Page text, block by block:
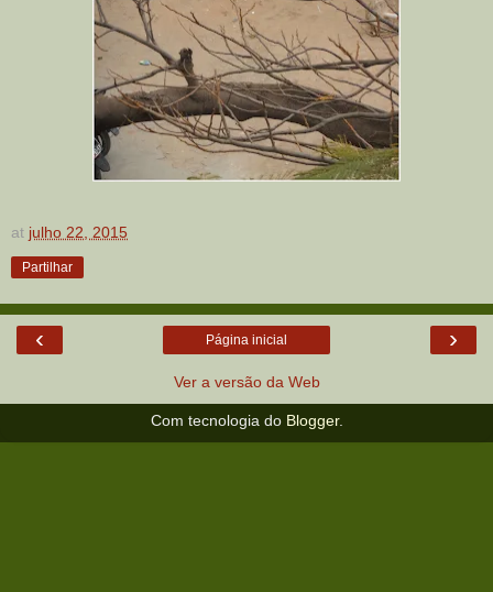
at julho 22, 2015
Partilhar
‹ ›
Página inicial
Ver a versão da Web
Com tecnologia do Blogger.